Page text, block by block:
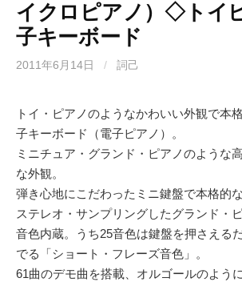
イクロピアノ）◇トイ
子キーボード
2011年6月14日 / 詞己
トイ・ピアノのようなかわいい外観で本
子キーボード（電子ピアノ）。
ミニチュア・グランド・ピアノのような
な外観。
弾き心地にこだわったミニ鍵盤で本格的な
ステレオ・サンプリングしたグランド・
音色内蔵。うち25音色は鍵盤を押さえる
でる「ショート・フレーズ音色」。
61曲のデモ曲を搭載、オルゴールのよう